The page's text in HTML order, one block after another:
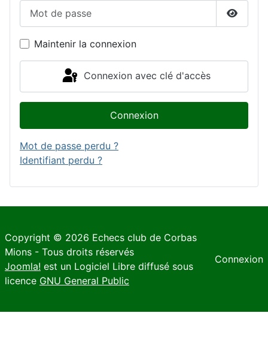
Maintenir la connexion
Connexion avec clé d'accès
Connexion
Mot de passe perdu ?
Identifiant perdu ?
Copyright © 2026 Echecs club de Corbas
Mions - Tous droits réservés
Joomla! est un Logiciel Libre diffusé sous
licence GNU General Public
Connexion